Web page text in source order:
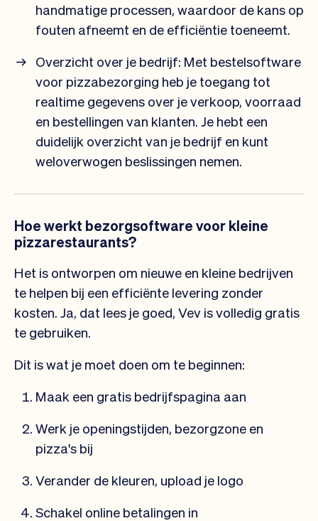
handmatige processen, waardoor de kans op
fouten afneemt en de efficiëntie toeneemt.
Overzicht over je bedrijf: Met bestelsoftware
voor pizzabezorging heb je toegang tot
realtime gegevens over je verkoop, voorraad
en bestellingen van klanten. Je hebt een
duidelijk overzicht van je bedrijf en kunt
weloverwogen beslissingen nemen.
Hoe werkt bezorgsoftware voor kleine
pizzarestaurants?
Het is ontworpen om nieuwe en kleine bedrijven
te helpen bij een efficiënte levering zonder
kosten. Ja, dat lees je goed, Vev is volledig gratis
te gebruiken.
Dit is wat je moet doen om te beginnen:
Maak een gratis bedrijfspagina aan
Werk je openingstijden, bezorgzone en
pizza's bij
Verander de kleuren, upload je logo
Schakel online betalingen in